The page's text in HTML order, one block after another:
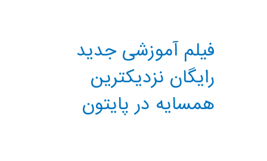
فیلم آموزشی جدید
رایگان نزدیکترین
همسایه در پایتون